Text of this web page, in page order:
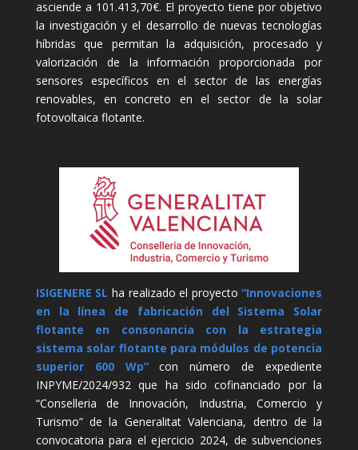
asciende a 101.413,70€. El proyecto tiene por objetivo
la investigación y el desarrollo de nuevas tecnologías
híbridas que permitan la adquisición, procesado y
valorización de la información proporcionada por
sensores específicos en el sector de las energías
renovables, en concreto en el sector de la solar
fotovoltaica flotante.
ISIGENERE SL ha realizado el proyecto“Innovaciones
en la línea de fabricación del Sistema Solar
flotante en consonancia con la estrategia
sistema solar flotante para módulos de potencia
superior 600 Wp”con número de expediente
INPYME/2024/932 que ha sido cofinanciado por la
“Conselleria de Innovación, Industria, Comercio y
Turismo” de la Generalitat Valenciana, dentro de la
convocatoria para el ejercicio 2024, de subvenciones